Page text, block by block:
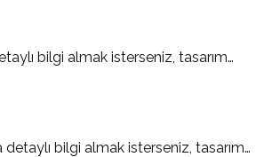
bilgi almak isterseniz, tasarım…
bilgi almak isterseniz, tasarım…